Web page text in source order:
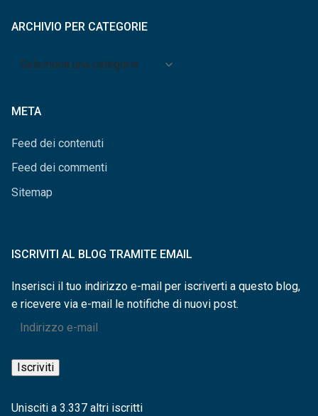
ARCHIVIO PER CATEGORIE
Archivio
META
Feed dei contenuti
Feed dei commenti
Sitemap
ISCRIVITI AL BLOG TRAMITE EMAIL
Inserisci il tuo indirizzo e-mail per iscriverti a questo blog,
e ricevere via e-mail le notifiche di nuovi post.
Indirizzo
mail
Iscriviti
Unisciti a 3.337 altri iscritti